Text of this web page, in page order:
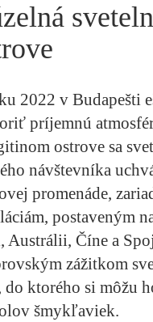
2022 v Budapešti
príjemnú
ostrove sa
návštevníka
promenáde,
postaveným
Austrálii, Číne a
zážitkom
do ktorého si môžu
šmykľaviek.